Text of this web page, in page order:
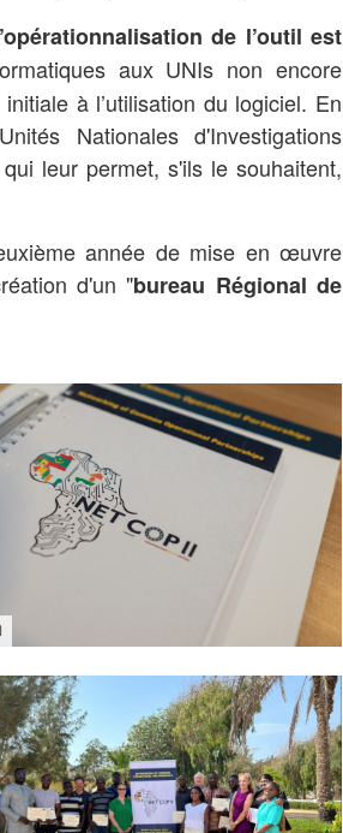
de l’outil est
aux UNIs non encore
à l’utilisation du logiciel. En
Nationales d'Investigations
leur permet, s'ils le souhaitent,
année de mise en œuvre
d'un "bureau Régional de